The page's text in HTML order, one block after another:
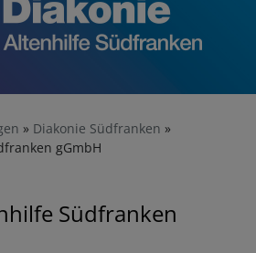
Diakonie Südfranken
gGmbH
Südfranken